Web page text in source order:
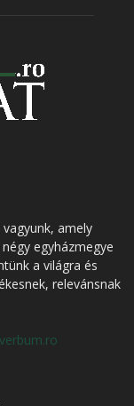
amely
egyházmegye
a világra és
relevánsnak